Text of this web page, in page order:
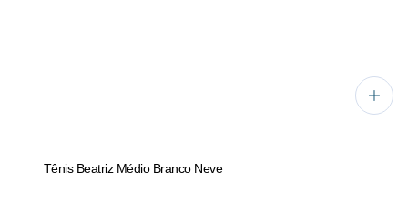
Tênis Beatriz Médio Branco Neve